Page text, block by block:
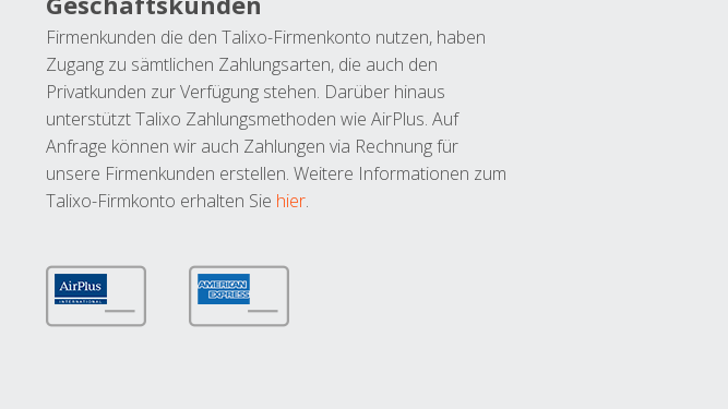
Firmenkunden die den Talixo-Firmenkonto nutzen, haben
Zugang zu sämtlichen Zahlungsarten, die auch den
Privatkunden zur Verfügung stehen. Darüber hinaus
unterstützt Talixo Zahlungsmethoden wie AirPlus. Auf
Anfrage können wir auch Zahlungen via Rechnung für
unsere Firmenkunden erstellen. Weitere Informationen zum
Talixo-Firmkonto erhalten Sie hier.